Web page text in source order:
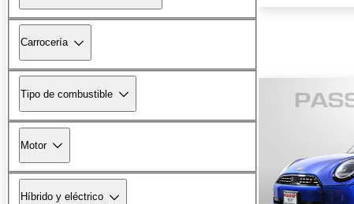
Carrocería
Tipo de combustible
Motor
Híbrido y eléctrico